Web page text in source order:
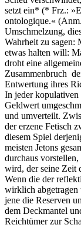
setzt ein* (* Frz.:
ontologique.«
Umschmelzung,
Wahrheit zu sagen:
etwas halten will:
droht eine
Zusammenbruch
Entwertung ihres
In jeder
Geldwert
und umverteilt.
der erzene Fetisch
diesem Spiel
meisten Jetons
durchaus
wird, der seine Zeit
Wenn die der
wirklich abgetragen
jene die Reserven
dem Deckmantel
Reichtümer zur